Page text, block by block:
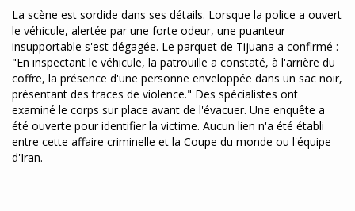
La scène est sordide dans ses détails. Lorsque la police a ouvert
le véhicule, alertée par une forte odeur, une puanteur
insupportable s'est dégagée. Le parquet de Tijuana a confirmé :
"En inspectant le véhicule, la patrouille a constaté, à l'arrière du
coffre, la présence d'une personne enveloppée dans un sac noir,
présentant des traces de violence." Des spécialistes ont
examiné le corps sur place avant de l'évacuer. Une enquête a
été ouverte pour identifier la victime. Aucun lien n'a été établi
entre cette affaire criminelle et la Coupe du monde ou l'équipe
d'Iran.